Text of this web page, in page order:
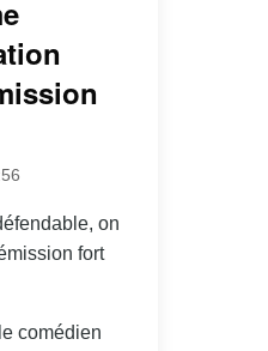
on
fort
comédien